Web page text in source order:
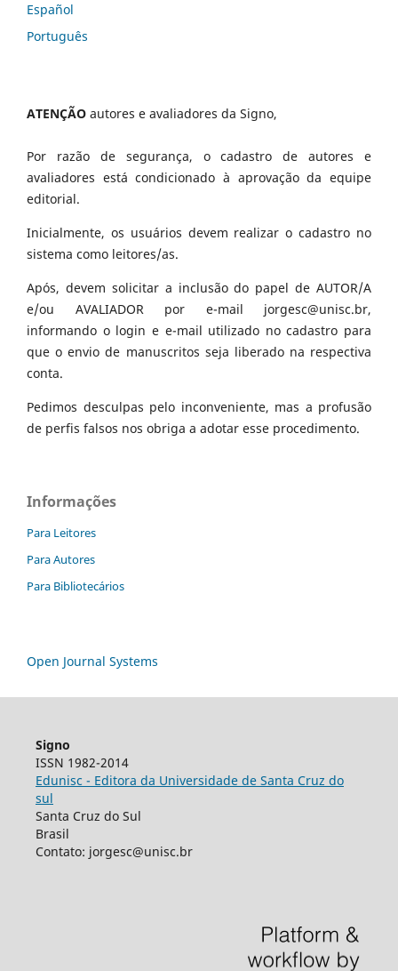
Español
Português
ATENÇÃO autores e avaliadores da Signo,
Por razão de segurança, o cadastro de autores e
avaliadores está condicionado à aprovação da equipe
editorial.
Inicialmente, os usuários devem realizar o cadastro no
sistema como leitores/as.
Após, devem solicitar a inclusão do papel de AUTOR/A
e/ou AVALIADOR por e-mail jorgesc@unisc.br,
informando o login e e-mail utilizado no cadastro para
que o envio de manuscritos seja liberado na respectiva
conta.
Pedimos desculpas pelo inconveniente, mas a profusão
de perfis falsos nos obriga a adotar esse procedimento.
Informações
Para Leitores
Para Autores
Para Bibliotecários
Open Journal Systems
Signo
ISSN 1982-2014
Edunisc - Editora da Universidade de Santa Cruz do
sul
Santa Cruz do Sul
Brasil
Contato: jorgesc@unisc.br